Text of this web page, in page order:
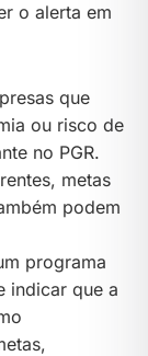
o alerta em
que
ou risco de
no PGR.
metas
podem
programa
indicar que a